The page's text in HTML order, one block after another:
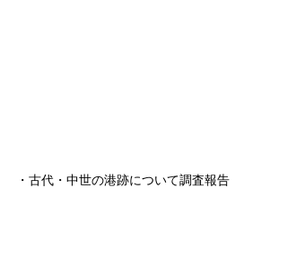
・古代・中世の港跡について調査報告